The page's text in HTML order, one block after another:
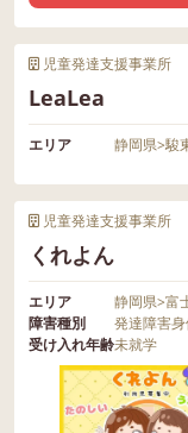
児童発達支援事業所
LeaLea
エリア 静岡県>駿
児童発達支援事業所
くれよん
エリア 静岡県>富
障害種別
発達障害
受け入れ年齢未就学